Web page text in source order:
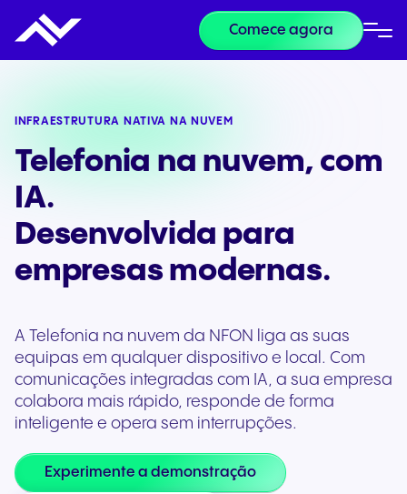
Comece agora
INFRAESTRUTURA NATIVA NA NUVEM
Telefonia na nuvem, com
IA.
Desenvolvida para
empresas modernas.
A Telefonia na nuvem da NFON liga as suas
equipas em qualquer dispositivo e local. Com
comunicações integradas com IA, a sua empresa
colabora mais rápido, responde de forma
inteligente e opera sem interrupções.
Experimente a demonstração